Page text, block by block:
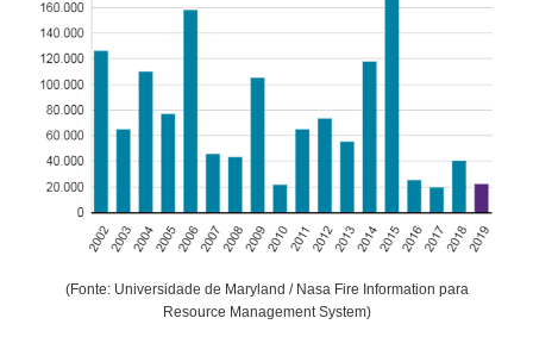
(Fonte: Universidade de Maryland / Nasa Fire Information para
Resource Management System)